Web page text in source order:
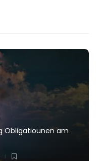
Obligatiounen am